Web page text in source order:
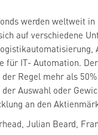
werden weltweit
auf verschiedene
für IT- Automation.
Regel mehr als
Auswahl oder
an den
Julian Beard,